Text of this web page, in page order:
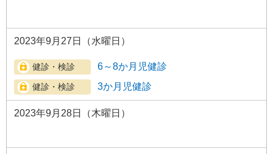
2023年9月27日（水曜日）
6～8か月児健診
3か月児健診
2023年9月28日（木曜日）